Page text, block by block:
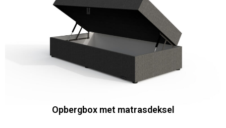
Opbergbox met matrasdeksel